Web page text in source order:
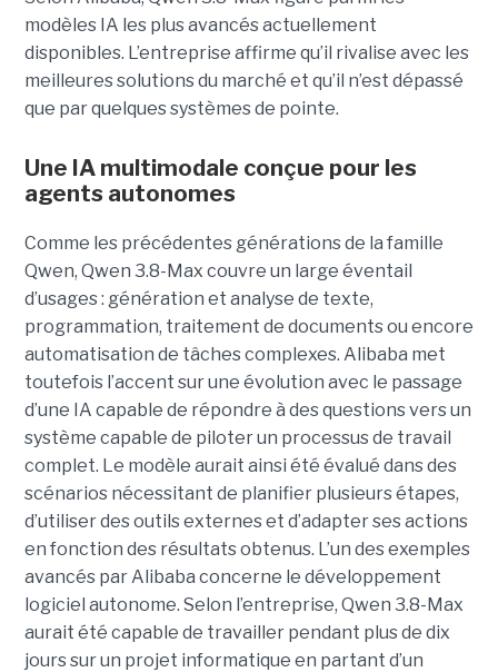
modèles IA les plus avancés actuellement
disponibles. L’entreprise affirme qu’il rivalise avec les
meilleures solutions du marché et qu’il n’est dépassé
que par quelques systèmes de pointe.
Une IA multimodale conçue pour les
agents autonomes
Comme les précédentes générations de la famille
Qwen, Qwen 3.8-Max couvre un large éventail
d’usages : génération et analyse de texte,
programmation, traitement de documents ou encore
automatisation de tâches complexes. Alibaba met
toutefois l’accent sur une évolution avec le passage
d’une IA capable de répondre à des questions vers un
système capable de piloter un processus de travail
complet. Le modèle aurait ainsi été évalué dans des
scénarios nécessitant de planifier plusieurs étapes,
d’utiliser des outils externes et d’adapter ses actions
en fonction des résultats obtenus. L’un des exemples
avancés par Alibaba concerne le développement
logiciel autonome. Selon l’entreprise, Qwen 3.8-Max
aurait été capable de travailler pendant plus de dix
jours sur un projet informatique en partant d’un